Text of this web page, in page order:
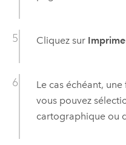
Cliquez sur
Le cas échéant,
vous pouvez
cartographique ou